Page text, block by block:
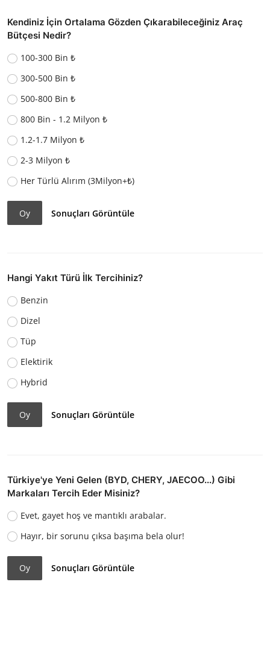
Kendiniz İçin Ortalama Gözden Çıkarabileceğiniz Araç
Bütçesi Nedir?
100-300 Bin ₺
300-500 Bin ₺
500-800 Bin ₺
800 Bin - 1.2 Milyon ₺
1.2-1.7 Milyon ₺
2-3 Milyon ₺
Her Türlü Alırım (3Milyon+₺)
Oy Sonuçları Görüntüle
Hangi Yakıt Türü İlk Tercihiniz?
Benzin
Dizel
Tüp
Elektirik
Hybrid
Oy Sonuçları Görüntüle
Türkiye'ye Yeni Gelen (BYD, CHERY, JAECOO...) Gibi
Markaları Tercih Eder Misiniz?
Evet, gayet hoş ve mantıklı arabalar.
Hayır, bir sorunu çıksa başıma bela olur!
Oy Sonuçları Görüntüle